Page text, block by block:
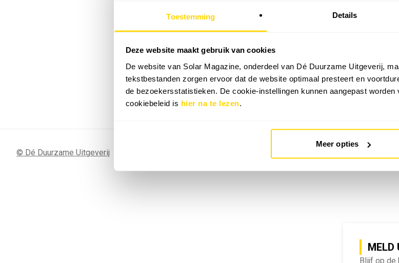
Toestemming Details
Deze website maakt gebruik van cookies
De website van Solar Magazine, onderdeel van Dé Duurzame Uitgeverij,
tekstbestanden zorgen ervoor dat de website optimaal presteert en
de bezoekersstatistieken. De cookie-instellingen kunnen aangepast
cookiebeleid is hier na te lezen.
Meer opties
MELD
Blijf op de
2026
Webinar: Toekomstige batterijprofielen: hoe netbeheerders
batterijgedrag in 2035 te voorspellen
2026
Sunergy Academy | SlimmeRik on Tour
© Dé Duurzame Uitgeverij